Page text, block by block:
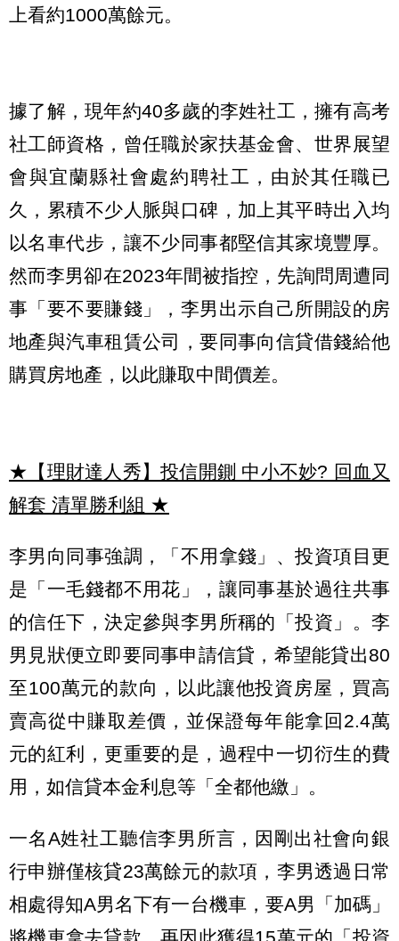
上看約1000萬餘元。
據了解，現年約40多歲的李姓社工，擁有高考
社工師資格，曾任職於家扶基金會、世界展望
會與宜蘭縣社會處約聘社工，由於其任職已
久，累積不少人脈與口碑，加上其平時出入均
以名車代步，讓不少同事都堅信其家境豐厚。
然而李男卻在2023年間被指控，先詢問周遭同
事「要不要賺錢」，李男出示自己所開設的房
地產與汽車租賃公司，要同事向信貸借錢給他
購買房地產，以此賺取中間價差。
★【理財達人秀】投信開鍘 中小不妙? 回血又
解套 清單勝利組 ★
李男向同事強調，「不用拿錢」、投資項目更
是「一毛錢都不用花」，讓同事基於過往共事
的信任下，決定參與李男所稱的「投資」。李
男見狀便立即要同事申請信貸，希望能貸出80
至100萬元的款向，以此讓他投資房屋，買高
賣高從中賺取差價，並保證每年能拿回2.4萬
元的紅利，更重要的是，過程中一切衍生的費
用，如信貸本金利息等「全都他繳」。
一名A姓社工聽信李男所言，因剛出社會向銀
行申辦僅核貸23萬餘元的款項，李男透過日常
相處得知A男名下有一台機車，要A男「加碼」
將機車拿去貸款，再因此獲得15萬元的「投資